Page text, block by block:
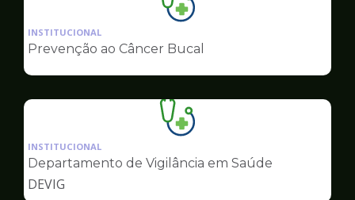
Ilustração
da
pagina
Saúde
INSTITUCIONAL
Prevenção ao Câncer Bucal
Ilustração
da
pagina
INSTITUCIONAL
Departamento de Vigilância em Saúde
DEVIG